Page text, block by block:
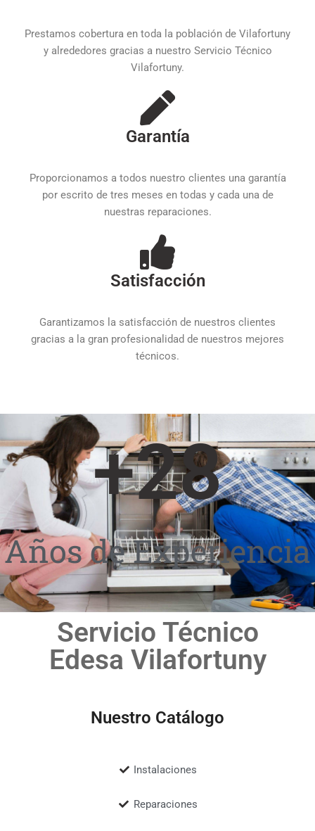
Prestamos cobertura en toda la población de Vilafortuny
y alrededores gracias a nuestro Servicio Técnico
Vilafortuny.
Garantía
Proporcionamos a todos nuestro clientes una garantía
por escrito de tres meses en todas y cada una de
nuestras reparaciones.
Satisfacción
Garantizamos la satisfacción de nuestros clientes
gracias a la gran profesionalidad de nuestros mejores
técnicos.
Años de Experiencia
+28
Servicio Técnico
Edesa Vilafortuny
Nuestro Catálogo
Instalaciones
Reparaciones